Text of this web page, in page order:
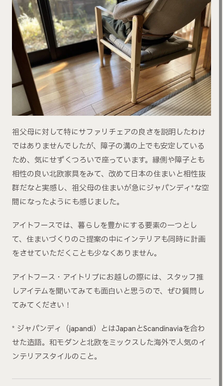
祖父母に対して特にサファリチェアの良さを説明したわけ
ではありませんでしたが、障子の溝の上でも安定している
ため、気にせずくつろいで座っています。縁側や障子とも
相性の良い北欧家具をみて、改めて日本の住まいと相性抜
群だなと実感し、祖父⺟の住まいが急にジャパンディ*な空
間になったようにも感じました。
アイトフースでは、暮らしを豊かにする要素の一つとし
て、住まいづくりのご提案の中にインテリアも同時に計画
をさせていただくことも少なくありません。
アイトフース・アイトリブにお越しの際には、スタッフ推
しアイテムを聞いてみても面白いと思うので、ぜひ質問し
てみてください！
* ジャパンディ（japandi）とはJapanとScandinaviaを合わ
せた造語。和モダンと北欧をミックスした海外で人気のイ
ンテリアスタイルのこと。